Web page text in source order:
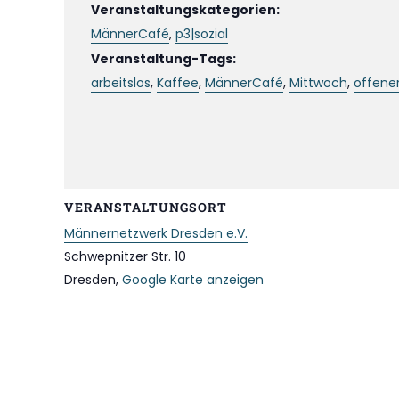
Veranstaltungskategorien:
MännerCafé, p3|sozial
Veranstaltung-Tags:
arbeitslos, Kaffee, MännerCafé, Mittwoch,
VERANSTALTUNGSORT
Männernetzwerk Dresden e.V.
Schwepnitzer Str. 10
Dresden, Google Karte anzeigen